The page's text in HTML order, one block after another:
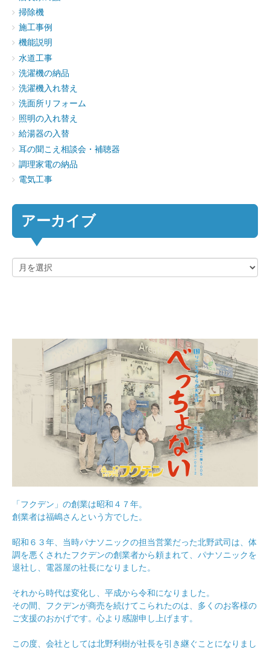
掃除機
施工事例
機能説明
水道工事
洗濯機の納品
洗濯機入れ替え
洗面所リフォーム
照明の入れ替え
給湯器の入替
耳の聞こえ相談会・補聴器
調理家電の納品
電気工事
アーカイブ
「フクデン」の創業は昭和４７年。
創業者は福嶋さんという方でした。
昭和６３年、当時パナソニックの担当営業だった北野武司は、体
調を悪くされたフクデンの創業者から頼まれて、パナソニックを
退社し、電器屋の社長になりました。
それから時代は変化し、平成から令和になりました。
その間、フクデンが商売を続けてこられたのは、多くのお客様の
ご支援のおかげです。心より感謝申し上げます。
この度、会社としては北野利樹が社長を引き継ぐことになりまし